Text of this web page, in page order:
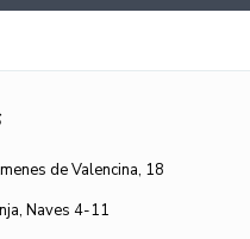
de Valencina, 18
Naves 4-11